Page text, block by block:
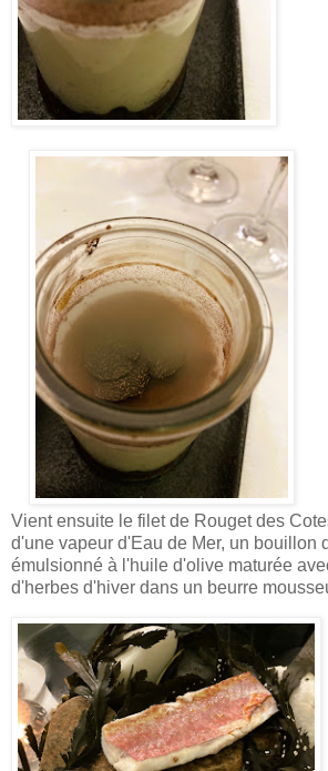
Vient ensuite le filet de Rouget des
d'une vapeur d'Eau de Mer, un bouillon
émulsionné à l'huile d'olive maturée
d'herbes d'hiver dans un beurre